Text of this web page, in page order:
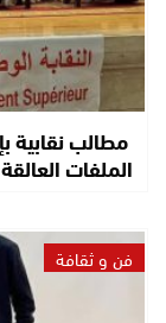
مطالب نقابية
الملفات العالقة
فن و ثقافة